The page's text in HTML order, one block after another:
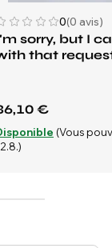
0(0 avis)
sorry, but I
that
€
(Vous